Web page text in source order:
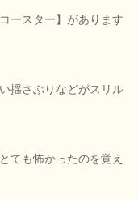
ースター】があります
揺さぶりなどがスリル
ても怖かったのを覚え